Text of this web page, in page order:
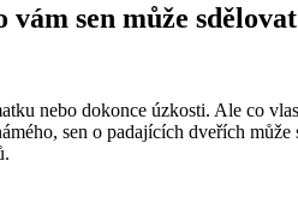
sen může
nebo dokonce úzkosti. Ale co
sen o padajících dveřích